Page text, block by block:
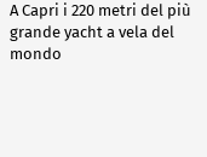
A Capri i 220 metri del più
grande yacht a vela del
mondo